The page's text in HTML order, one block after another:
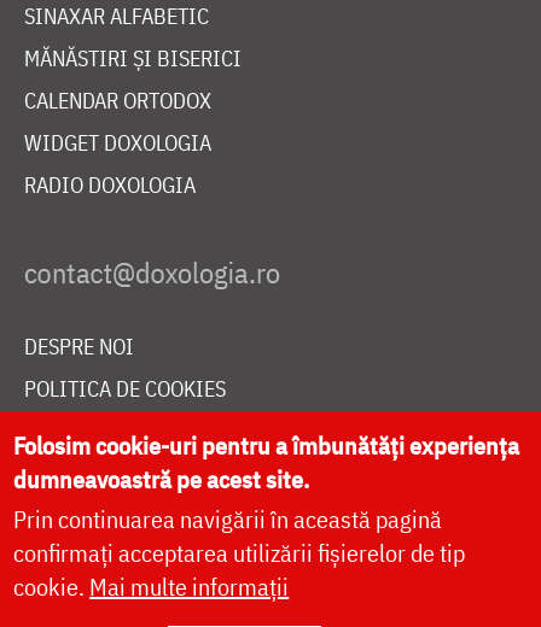
SINAXAR ALFABETIC
MĂNĂSTIRI ȘI BISERICI
CALENDAR ORTODOX
WIDGET DOXOLOGIA
RADIO DOXOLOGIA
DESPRE NOI
POLITICA DE COOKIES
DONEAZĂ ONLINE PENTRU CATEDRALA NAȚIONALĂ
LIVE
Folosim cookie-uri pentru a îmbunătăți experiența
dumneavoastră pe acest site.
Prin continuarea navigării în această pagină
confirmați acceptarea utilizării fișierelor de tip
cookie. Mai multe informații